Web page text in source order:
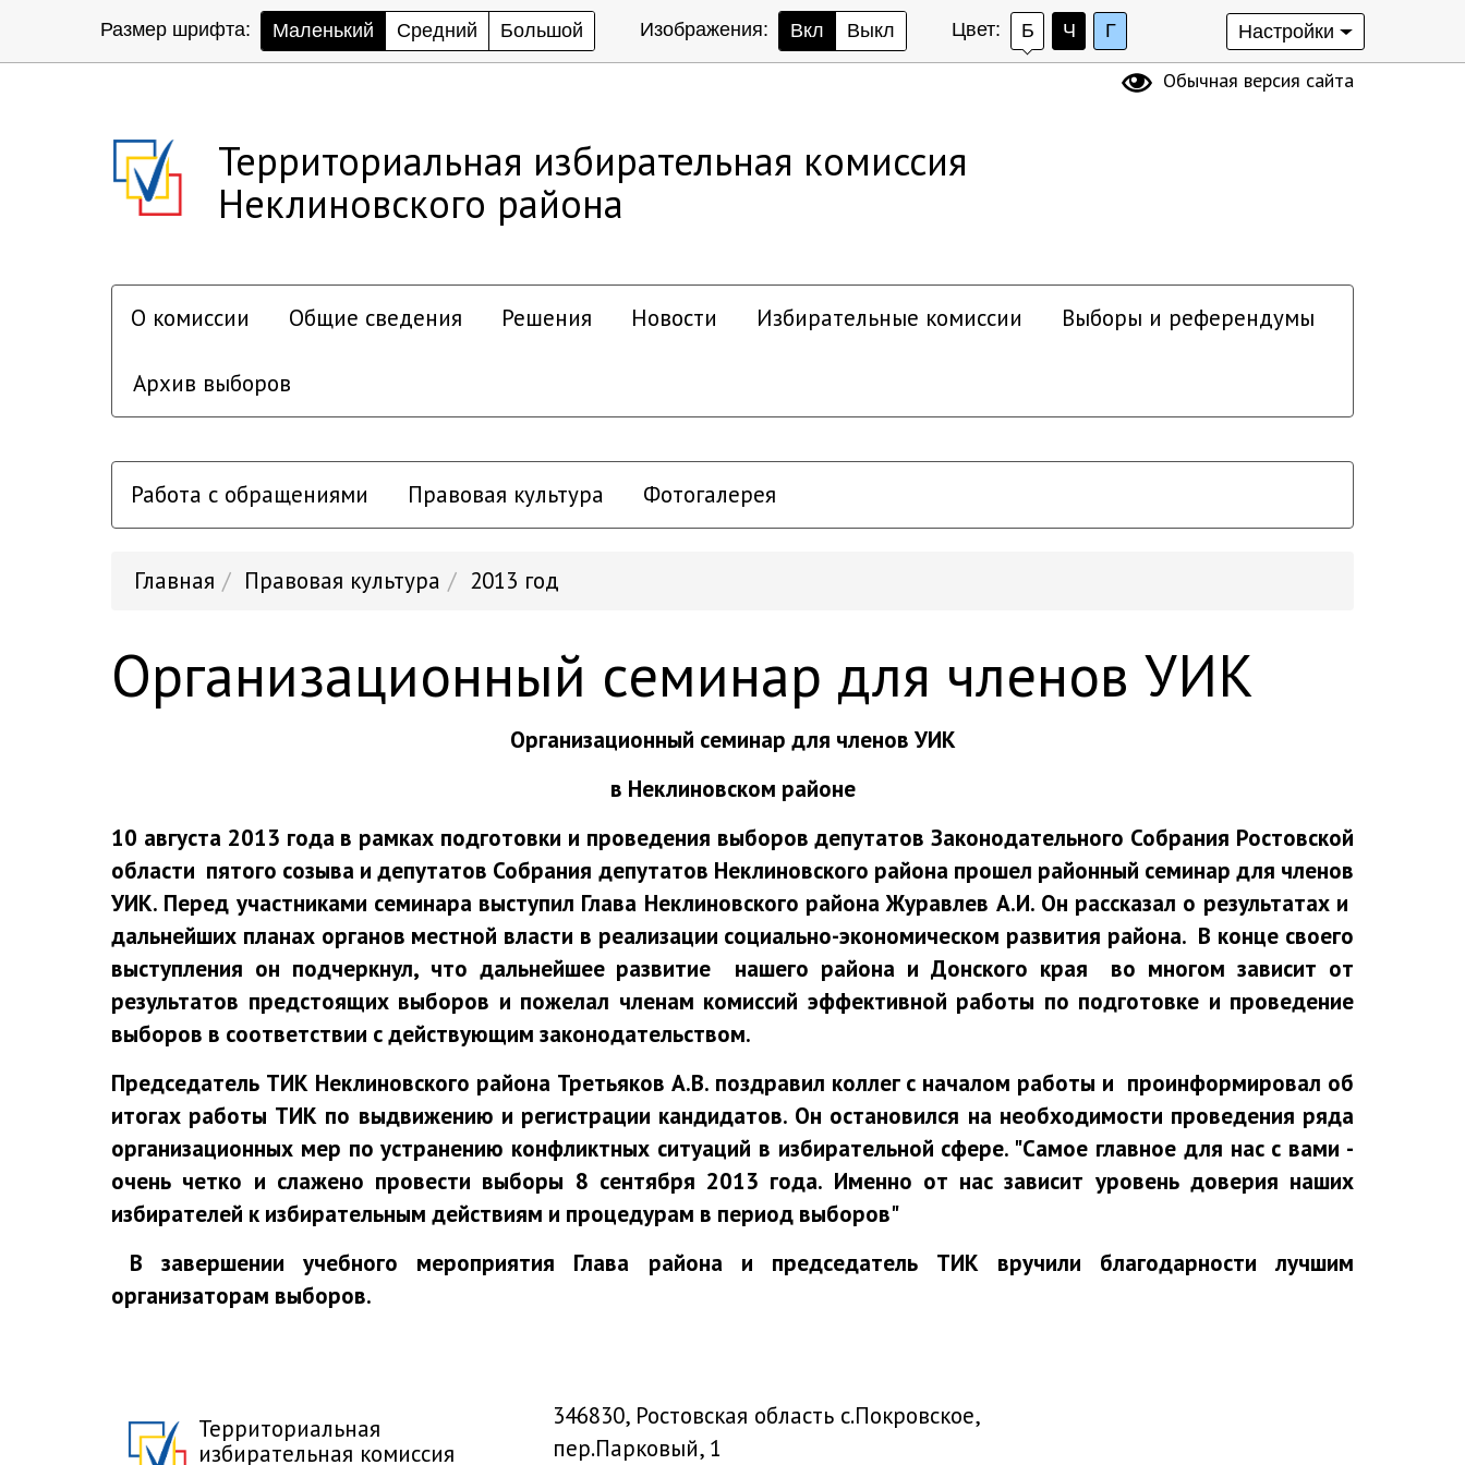
Размер шрифта: Маленький Средний Большой Изображения: Вкл Выкл Цвет: Б Ч Г Настройки
Обычная версия сайта
Территориальная избирательная комиссия
Неклиновского района
О комиссии Общие сведения Решения Новости Избирательные комиссии Выборы и референдумы
Архив выборов
Работа с обращениями Правовая культура Фотогалерея
Главная Правовая культура 2013 год
Организационный семинар для членов УИК
Организационный семинар для членов УИК
в Неклиновском районе
10 августа 2013 года в рамках подготовки и проведения выборов депутатов Законодательного Собрания Ростовской
области пятого созыва и депутатов Собрания депутатов Неклиновского района прошел районный семинар для членов
УИК. Перед участниками семинара выступил Глава Неклиновского района Журавлев А.И. Он рассказал о результатах и
дальнейших планах органов местной власти в реализации социально-экономическом развития района. В конце своего
выступления он подчеркнул, что дальнейшее развитие нашего района и Донского края во многом зависит от
результатов предстоящих выборов и пожелал членам комиссий эффективной работы по подготовке и проведение
выборов в соответствии с действующим законодательством.
Председатель ТИК Неклиновского района Третьяков А.В. поздравил коллег с началом работы и проинформировал об
итогах работы ТИК по выдвижению и регистрации кандидатов. Он остановился на необходимости проведения ряда
организационных мер по устранению конфликтных ситуаций в избирательной сфере. "Самое главное для нас с вами -
очень четко и слажено провести выборы 8 сентября 2013 года. Именно от нас зависит уровень доверия наших
избирателей к избирательным действиям и процедурам в период выборов"
В завершении учебного мероприятия Глава района и председатель ТИК вручили благодарности лучшим
организаторам выборов.
Территориальная
избирательная комиссия
346830, Ростовская область с.Покровское,
пер.Парковый, 1